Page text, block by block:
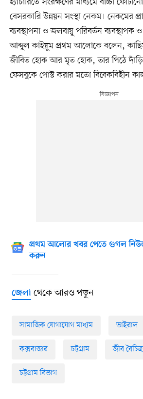
বেসরকারি উন্নয়ন সংস্থা নেকম। নেকমের
ব্যবস্থাপনা ও জলবায়ু পরিবর্তন ব্যবস্থাপক
আব্দুল কাইয়ুম প্রথম আলোকে বলেন, কাছিম
জীবিত হোক আর মৃত হোক, তার পিঠে
ফেসবুকে পোস্ট করার মতো বিবেকবিহীন
প্রথম আলোর খবর পেতে গুগল
করুন
জেলাথেকে আরও পড়ুন
সামাজিক যোগাযোগ মাধ্যম ভাইরাল
কক্সবাজার চট্টগ্রাম জীব
চট্টগ্রাম বিভাগ